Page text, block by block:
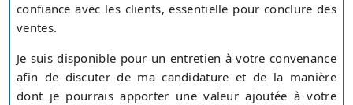
confiance avec les clients, essentielle pour conclure des
ventes.
Je suis disponible pour un entretien à votre convenance
afin de discuter de ma candidature et de la manière
dont je pourrais apporter une valeur ajoutée à votre